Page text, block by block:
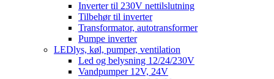
Inverter til 230V nettilslutning
Tilbehør til inverter
Transformator, autotransformer
Pumpe inverter
LEDlys, køl, pumper, ventilation
Led og belysning 12/24/230V
Vandpumper 12V, 24V